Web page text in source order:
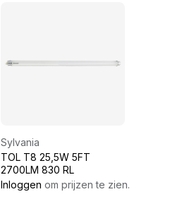
Sylvania
TOL T8 25,5W 5FT
2700LM 830 RL
Inloggen om prijzen te zien.